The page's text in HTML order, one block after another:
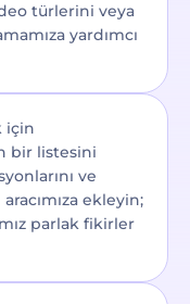
türlerini veya
yardımcı
için
bir listesini
ve
ekleyin;
parlak fikirler